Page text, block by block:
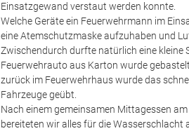
Einsatzgewand verstaut werden konnte.
Welche Geräte ein Feuerwehrmann im
eine Atemschutzmaske aufzuhaben und
Zwischendurch durfte natürlich eine kleine
Feuerwehrauto aus Karton wurde
zurück im Feuerwehrhaus wurde das
Fahrzeuge geübt.
Nach einem gemeinsamen Mittagessen
bereiteten wir alles für die